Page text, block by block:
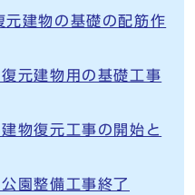
建物の基礎の配筋作
元建物用の基礎工事
物復元工事の開始と
園整備工事終了